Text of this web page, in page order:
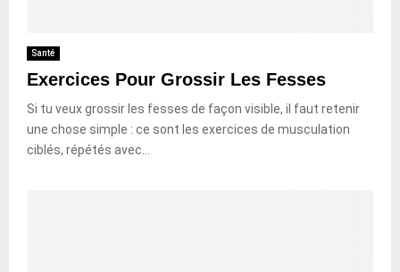
Santé
Exercices Pour Grossir Les Fesses
Si tu veux grossir les fesses de façon visible, il faut retenir
une chose simple : ce sont les exercices de musculation
ciblés, répétés avec...